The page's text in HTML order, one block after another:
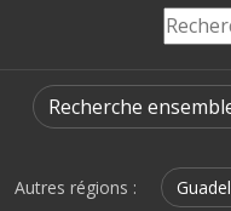
Recherche
Autres régions :